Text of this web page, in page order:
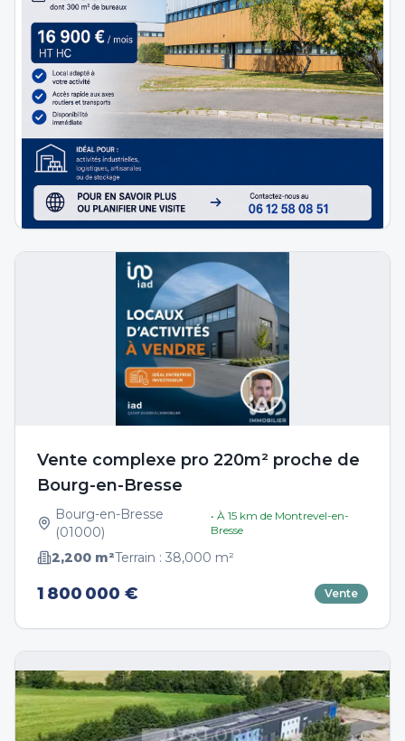
Vente complexe pro 220m² proche de
Bourg-en-Bresse
Bourg-en-Bresse
(01000)
• À15 km de Montrevel-en-
Bresse
2,200 m²Terrain : 38,000 m²
1 800 000 € Vente